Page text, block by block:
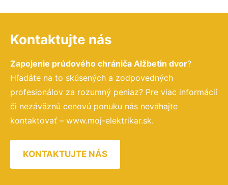
Kontaktujte nás
Zapojenie prúdového chrániča Alžbetin dvor?
Hľadáte na to skúsených a zodpovedných
profesionálov za rozumný peniaz? Pre viac informácií
či nezáväznú cenovú ponuku nás neváhajte
kontaktovať – www.moj-elektrikar.sk.
KONTAKTUJTE NÁS